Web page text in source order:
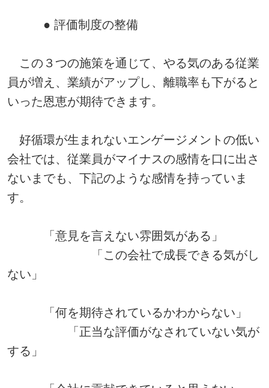
● 評価制度の整備
この３つの施策を通じて、やる気のある従業
員が増え、業績がアップし、離職率も下がると
いった恩恵が期待できます。
好循環が生まれないエンゲージメントの低い
会社では、従業員がマイナスの感情を口に出さ
ないまでも、下記のような感情を持っていま
す。
「意見を言えない雰囲気がある」
「この会社で成長できる気がし
ない」
「何を期待されているかわからない」
「正当な評価がなされていない気が
する」